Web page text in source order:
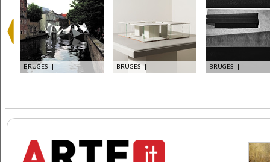
BRUGES | BRUGES | BRUGES |